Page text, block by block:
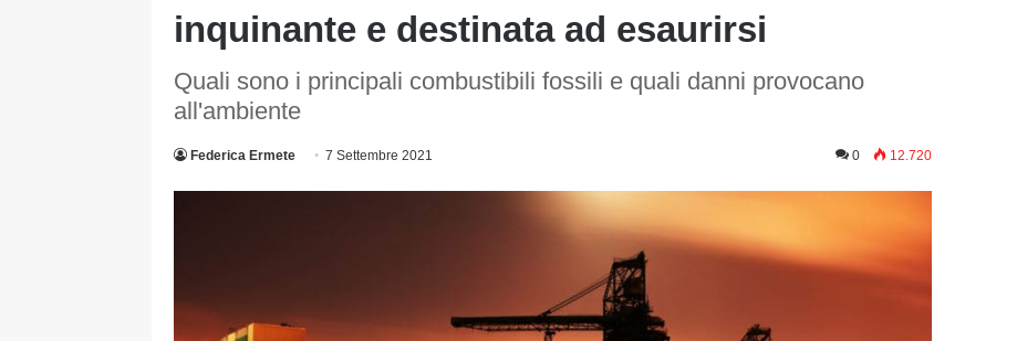
inquinante e destinata ad esaurirsi
Quali sono i principali combustibili fossili e quali danni provocano
all'ambiente
Federica Ermete 7 Settembre 2021 0 12.720